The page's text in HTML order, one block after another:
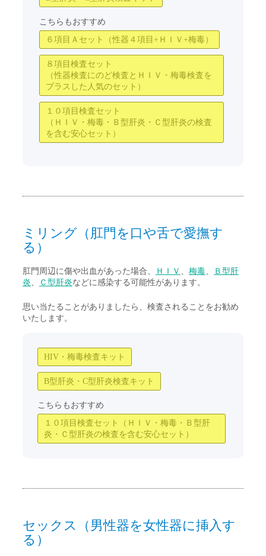
こちらもおすすめ
６項目Ａセット（性器４項目+ＨＩＶ+梅毒）
８項目検査セット
（性器検査にのど検査とＨＩＶ・梅毒検査を
プラスした人気のセット）
１０項目検査セット
（ＨＩＶ・梅毒・Ｂ型肝炎・Ｃ型肝炎の検査
を含む安心セット）
ミリング（肛門を口や舌で愛撫す
る）
肛門周辺に傷や出血があった場合、 ＨＩＶ 、 梅毒、
Ｂ型肝
炎、 Ｃ型肝炎などに感染する可能性があります。
思い当たることがありましたら、検査されることをお勧め
いたします。
HIV・梅毒検査キット
B型肝炎・C型肝炎検査キット
こちらもおすすめ
１０項目検査セット（ＨＩＶ・梅毒・Ｂ型肝
炎・Ｃ型肝炎の検査を含む安心セット）
セックス（男性器を女性器に挿入す
る）